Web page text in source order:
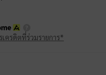
เครดิตที่ร่วมรายการ*